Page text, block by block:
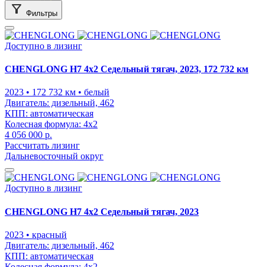
Фильтры
Доступно в лизинг
CHENGLONG H7 4x2 Седельный тягач, 2023, 172 732 км
2023 • 172 732 км • белый
Двигатель: дизельный, 462
КПП: автоматическая
Колесная формула: 4x2
4 056 000 р.
Рассчитать лизинг
Дальневосточный округ
Доступно в лизинг
CHENGLONG H7 4x2 Седельный тягач, 2023
2023 • красный
Двигатель: дизельный, 462
КПП: автоматическая